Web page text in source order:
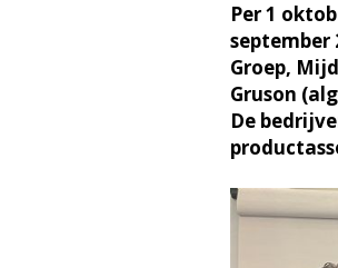
Per 1
september
Groep,
Gruson
De